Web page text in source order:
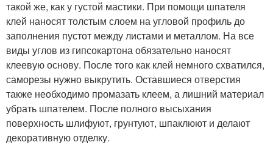
такой же, как у густой мастики. При помощи шпателя
клей наносят толстым слоем на угловой профиль до
заполнения пустот между листами и металлом. На все
виды углов из гипсокартона обязательно наносят
клеевую основу. После того как клей немного схватился,
саморезы нужно выкрутить. Оставшиеся отверстия
также необходимо промазать клеем, а лишний материал
убрать шпателем. После полного высыхания
поверхность шлифуют, грунтуют, шпаклюют и делают
декоративную отделку.